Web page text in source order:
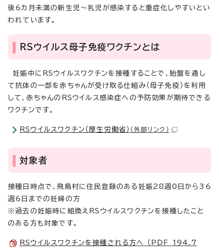
後6カ月未満の新生児～乳児が感染すると重症化しやすいとい
われています。
RSウイルス母子免疫ワクチンとは
妊娠中にRSウイルスワクチンを接種することで、胎盤を通し
て抗体の一部を赤ちゃんが受け取る仕組み（母子免疫）を利用
して、赤ちゃんのRSウイルス感染症への予防効果が期待できる
ワクチンです。
RSウイルスワクチン（厚生労働省） （外部リンク）
対象者
接種日時点で、飛島村に住民登録のある妊娠28週0日から36
週6日までの妊婦の方
※過去の妊娠時に組換えRSウイルスワクチンを接種したこと
のある方も対象です。
RSウイルスワクチンを接種される方へ （PDF 194.7